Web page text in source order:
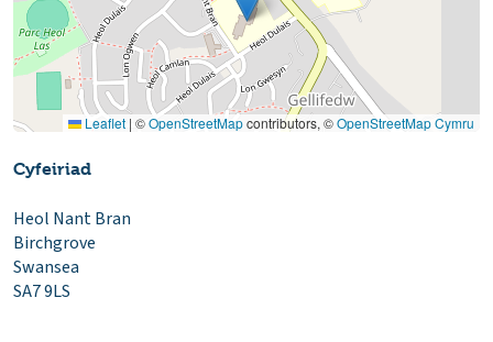
Leaflet | ©OpenStreetMapcontributors, ©OpenStreetMap Cymru
Cyfeiriad
Heol Nant Bran
Birchgrove
Swansea
SA7 9LS